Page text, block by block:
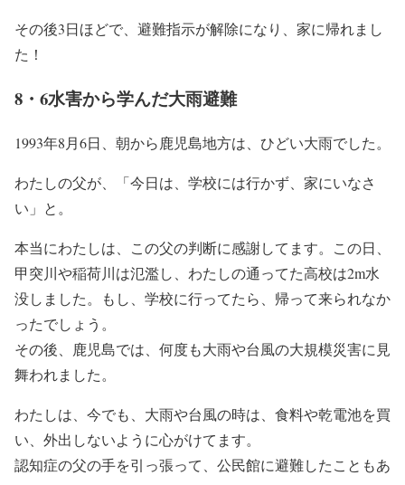
その後3日ほどで、避難指示が解除になり、家に帰れまし
た！
8・6水害から学んだ大雨避難
1993年8月6日、朝から鹿児島地方は、ひどい大雨でした。
わたしの父が、「今日は、学校には行かず、家にいなさ
い」と。
本当にわたしは、この父の判断に感謝してます。この日、
甲突川や稲荷川は氾濫し、わたしの通ってた高校は2m水
没しました。もし、学校に行ってたら、帰って来られなか
ったでしょう。
その後、鹿児島では、何度も大雨や台風の大規模災害に見
舞われました。
わたしは、今でも、大雨や台風の時は、食料や乾電池を買
い、外出しないように心がけてます。
認知症の父の手を引っ張って、公民館に避難したこともあ